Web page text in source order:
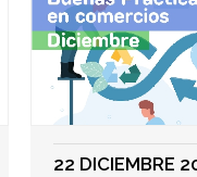
22 DICIEMBRE